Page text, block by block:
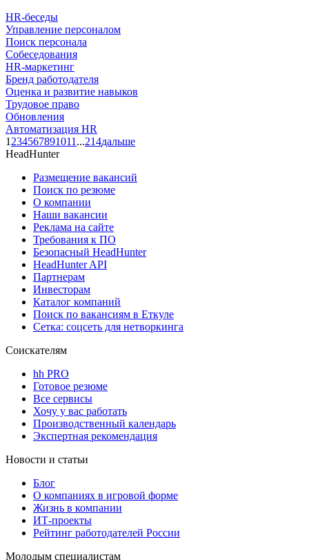
HR-беседы
Управление персоналом
Поиск персонала
Собеседования
HR-маркетинг
Бренд работодателя
Оценка и развитие навыков
Трудовое право
Обновления
Автоматизация HR
1 234567891011 ...214дальше
HeadHunter
Размещение вакансий
Поиск по резюме
О компании
Наши вакансии
Реклама на сайте
Требования к ПО
Безопасный HeadHunter
HeadHunter API
Партнерам
Инвесторам
Каталог компаний
Поиск по вакансиям в Еткуле
Сетка: соцсеть для нетворкинга
Соискателям
hh PRO
Готовое резюме
Все сервисы
Хочу у вас работать
Производственный календарь
Экспертная рекомендация
Новости и статьи
Блог
О компаниях в игровой форме
Жизнь в компании
ИТ-проекты
Рейтинг работодателей России
Молодым специалистам